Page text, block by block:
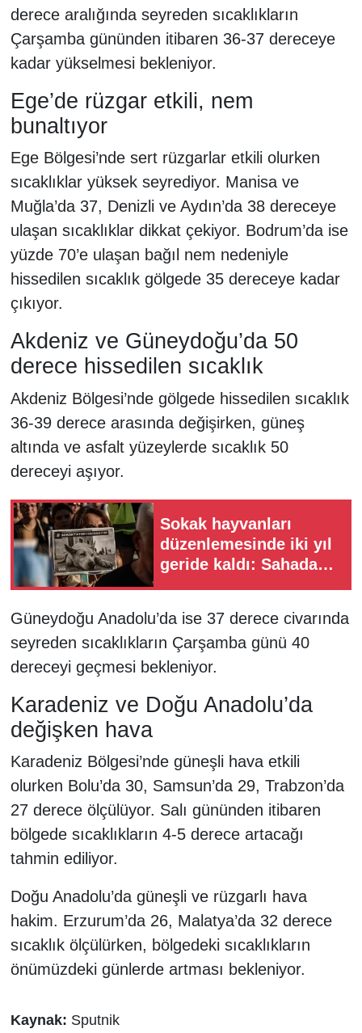
derece aralığında seyreden sıcaklıkların
Çarşamba gününden itibaren 36-37 dereceye
kadar yükselmesi bekleniyor.
Ege’de rüzgar etkili, nem
bunaltıyor
Ege Bölgesi’nde sert rüzgarlar etkili olurken
sıcaklıklar yüksek seyrediyor. Manisa ve
Muğla’da 37, Denizli ve Aydın’da 38 dereceye
ulaşan sıcaklıklar dikkat çekiyor. Bodrum’da ise
yüzde 70’e ulaşan bağıl nem nedeniyle
hissedilen sıcaklık gölgede 35 dereceye kadar
çıkıyor.
Akdeniz ve Güneydoğu’da 50
derece hissedilen sıcaklık
Akdeniz Bölgesi’nde gölgede hissedilen sıcaklık
36-39 derece arasında değişirken, güneş
altında ve asfalt yüzeylerde sıcaklık 50
dereceyi aşıyor.
Sokak hayvanları
düzenlemesinde iki yıl
geride kaldı: Sahada
sürüyor?
Güneydoğu Anadolu’da ise 37 derece civarında
seyreden sıcaklıkların Çarşamba günü 40
dereceyi geçmesi bekleniyor.
Karadeniz ve Doğu Anadolu’da
değişken hava
Karadeniz Bölgesi’nde güneşli hava etkili
olurken Bolu’da 30, Samsun’da 29, Trabzon’da
27 derece ölçülüyor. Salı gününden itibaren
bölgede sıcaklıkların 4-5 derece artacağı
tahmin ediliyor.
Doğu Anadolu’da güneşli ve rüzgarlı hava
hakim. Erzurum’da 26, Malatya’da 32 derece
sıcaklık ölçülürken, bölgedeki sıcaklıkların
önümüzdeki günlerde artması bekleniyor.
Kaynak: Sputnik